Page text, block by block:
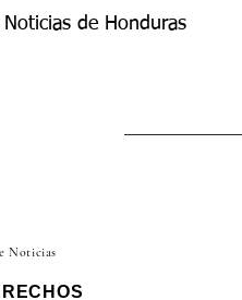
de Honduras
Noticias